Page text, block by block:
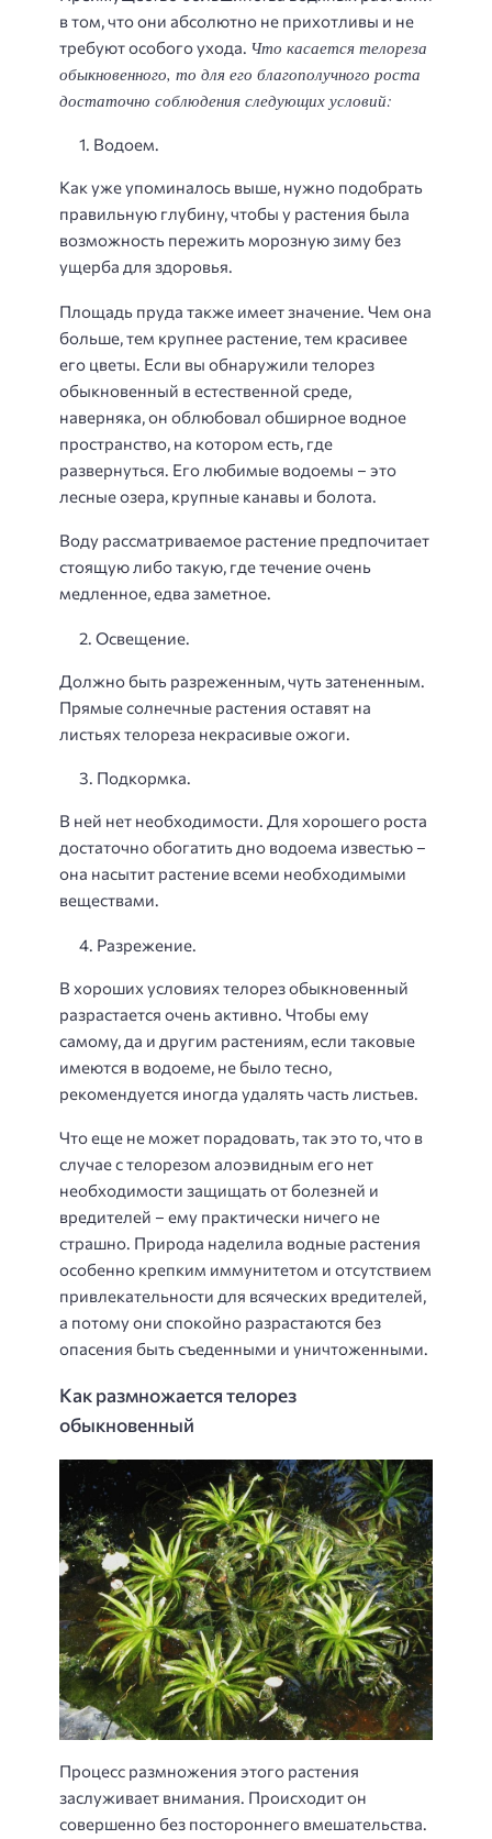
в том, что они абсолютно не прихотливы и не
требуют особого ухода. Что касается телореза
обыкновенного, то для его благополучного роста
достаточно соблюдения следующих условий:
Водоем.
Как уже упоминалось выше, нужно подобрать
правильную глубину, чтобы у растения была
возможность пережить морозную зиму без
ущерба для здоровья.
Площадь пруда также имеет значение. Чем она
больше, тем крупнее растение, тем красивее
его цветы. Если вы обнаружили телорез
обыкновенный в естественной среде,
наверняка, он облюбовал обширное водное
пространство, на котором есть, где
развернуться. Его любимые водоемы – это
лесные озера, крупные канавы и болота.
Воду рассматриваемое растение предпочитает
стоящую либо такую, где течение очень
медленное, едва заметное.
Освещение.
Должно быть разреженным, чуть затененным.
Прямые солнечные растения оставят на
листьях телореза некрасивые ожоги.
Подкормка.
В ней нет необходимости. Для хорошего роста
достаточно обогатить дно водоема известью –
она насытит растение всеми необходимыми
веществами.
Разрежение.
В хороших условиях телорез обыкновенный
разрастается очень активно. Чтобы ему
самому, да и другим растениям, если таковые
имеются в водоеме, не было тесно,
рекомендуется иногда удалять часть листьев.
Что еще не может порадовать, так это то, что в
случае с телорезом алоэвидным его нет
необходимости защищать от болезней и
вредителей – ему практически ничего не
страшно. Природа наделила водные растения
особенно крепким иммунитетом и отсутствием
привлекательности для всяческих вредителей,
а потому они спокойно разрастаются без
опасения быть съеденными и уничтоженными.
Как размножается телорез
обыкновенный
Процесс размножения этого растения
заслуживает внимания. Происходит он
совершенно без постороннего вмешательства.